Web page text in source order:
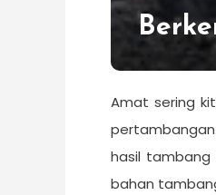
Amat sering
hasil tambang
bahan